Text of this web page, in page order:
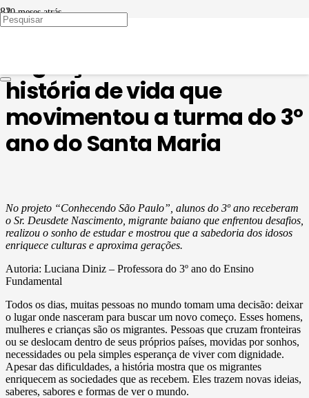
10 meses atrás
EDUCAÇÃO EM PAUTA
história de vida que
movimentou a turma do 3º
ano do Santa Maria
No projeto “Conhecendo São Paulo”, alunos do 3º ano receberam
o Sr. Deusdete Nascimento, migrante baiano que enfrentou desafios,
realizou o sonho de estudar e mostrou que a sabedoria dos idosos
enriquece culturas e aproxima gerações.
Autoria: Luciana Diniz – Professora do 3º ano do Ensino
Fundamental
Todos os dias, muitas pessoas no mundo tomam uma decisão: deixar
o lugar onde nasceram para buscar um novo começo. Esses homens,
mulheres e crianças são os migrantes. Pessoas que cruzam fronteiras
ou se deslocam dentro de seus próprios países, movidas por sonhos,
necessidades ou pela simples esperança de viver com dignidade.
Apesar das dificuldades, a história mostra que os migrantes
enriquecem as sociedades que as recebem. Eles trazem novas ideias,
saberes, sabores e formas de ver o mundo.